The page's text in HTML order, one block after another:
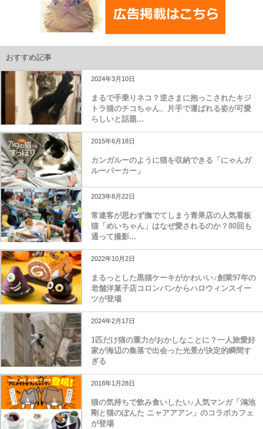
おすすめ記事
2024年3月10日
まるで手乗りネコ？逆さまに抱っこされたキジ
トラ猫のチコちゃん、片手で運ばれる姿が可愛
らしいと話題...
2015年6月18日
カンガルーのように猫を収納できる「にゃんガ
ルーパーカー」
2023年8月22日
常連客が思わず撫でてしまう青果店の人気看板
猫「めいちゃん」はなぜ愛されるのか？80回も
通って撮影...
2022年10月2日
まるっとした黒猫ケーキがかわいい♪創業97年の
老舗洋菓子店コロンバンからハロウィンスイー
ツが登場
2024年2月17日
1匹だけ猫の重力がおかしなことに？一人旅愛好
家が海辺の集落で出会った光景が決定的瞬間す
ぎる
2018年1月28日
猫の気持ちで飲み食いしたい♪人気マンガ「鴻池
剛と猫のぽんた ニャアアアン」のコラボカフェ
が登場